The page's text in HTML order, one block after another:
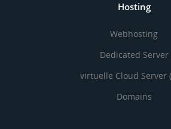
Hosting
Webhosting
Dedicated Server
virtuelle Cloud Server
Domains